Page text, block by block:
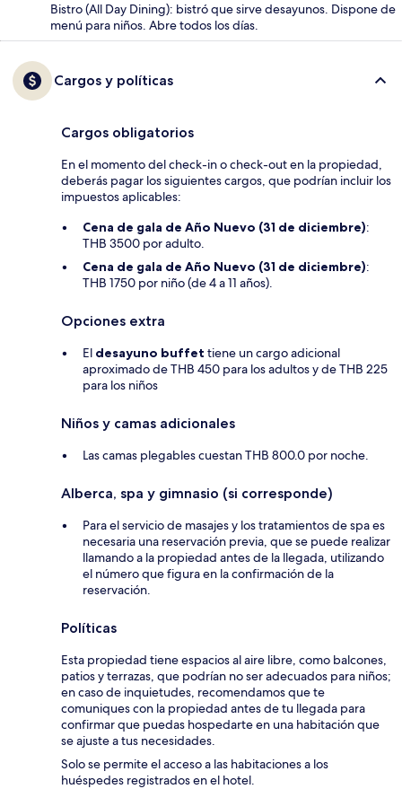
Bistro (All Day Dining): bistró que sirve desayunos. Dispone de
menú para niños. Abre todos los días.
Cargos y políticas
Cargos obligatorios
En el momento del check-in o check-out en la propiedad,
deberás pagar los siguientes cargos, que podrían incluir los
impuestos aplicables:
Cena de gala de Año Nuevo (31 de diciembre):
THB 3500 por adulto.
Cena de gala de Año Nuevo (31 de diciembre):
THB 1750 por niño (de 4 a 11 años).
Opciones extra
El desayuno buffet tiene un cargo adicional
aproximado de THB 450 para los adultos y de THB 225
para los niños
Niños y camas adicionales
Las camas plegables cuestan THB 800.0 por noche.
Alberca, spa y gimnasio (si corresponde)
Para el servicio de masajes y los tratamientos de spa es
necesaria una reservación previa, que se puede realizar
llamando a la propiedad antes de la llegada, utilizando
el número que figura en la confirmación de la
reservación.
Políticas
Esta propiedad tiene espacios al aire libre, como balcones,
patios y terrazas, que podrían no ser adecuados para niños;
en caso de inquietudes, recomendamos que te
comuniques con la propiedad antes de tu llegada para
confirmar que puedas hospedarte en una habitación que
se ajuste a tus necesidades.
Solo se permite el acceso a las habitaciones a los
huéspedes registrados en el hotel.